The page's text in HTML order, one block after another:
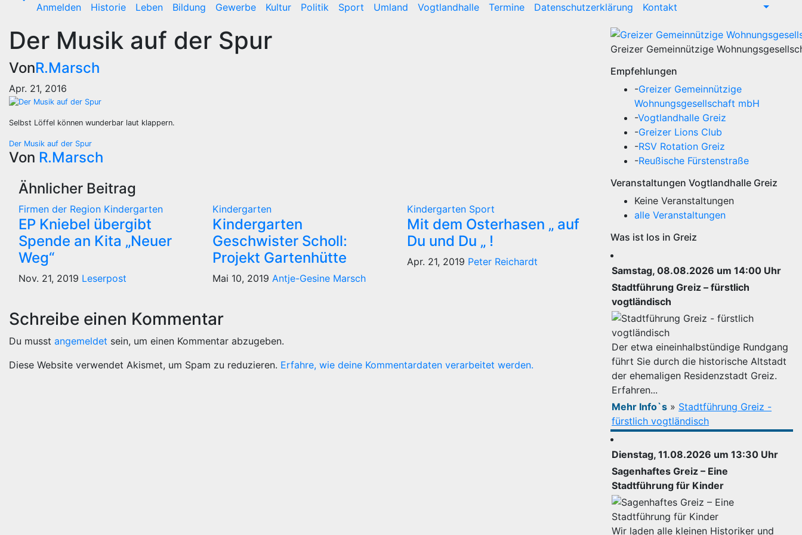
Anmelden Historie Leben Bildung Gewerbe Kultur Politik Sport Umland Vogtlandhalle Termine Datenschutzerklärung Kontakt
Der Musik auf der Spur
VonR.Marsch
Apr. 21, 2016
Selbst Löffel können wunderbar laut klappern.
Beitragsnavigation
Der Musik auf der Spur
Von R.Marsch
Ähnlicher Beitrag
Firmen der Region Kindergarten
EP Kniebel übergibt
Spende an Kita „Neuer
Weg“
Nov. 21, 2019 Leserpost
Kindergarten
Kindergarten
Geschwister Scholl:
Projekt Gartenhütte
Mai 10, 2019Antje-Gesine Marsch
Kindergarten Sport
Mit dem Osterhasen „ auf
Du und Du „ !
Apr. 21, 2019 Peter Reichardt
Schreibe einen Kommentar
Du musst angemeldet sein, um einen Kommentar abzugeben.
Diese Website verwendet Akismet, um Spam zu reduzieren. Erfahre, wie deine Kommentardaten verarbeitet werden.
Greizer Gemeinnützige
Empfehlungen
-Greizer Gemeinnützige
Wohnungsgesellschaft mbH
-Vogtlandhalle Greiz
-Greizer Lions Club
-RSV Rotation Greiz
-Reußische Fürstenstraße
Veranstaltungen Vogtlandhalle Greiz
Keine Veranstaltungen
alle Veranstaltungen
Was ist los in Greiz
Samstag, 08.08.2026 um 14:00 Uhr
Stadtführung Greiz – fürstlich
vogtländisch
Der etwa eineinhalbstündige Rundgang
führt Sie durch die historische Altstadt
der ehemaligen Residenzstadt Greiz.
Erfahren...
Mehr Info`s » Stadtführung Greiz -
fürstlich vogtländisch
Dienstag, 11.08.2026 um 13:30 Uhr
Sagenhaftes Greiz – Eine
Stadtführung für Kinder
Wir laden alle kleinen Historiker und